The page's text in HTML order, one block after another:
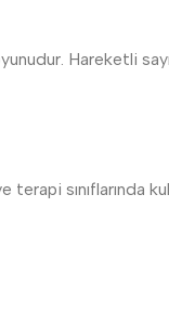
Hareketli
sınıflarında